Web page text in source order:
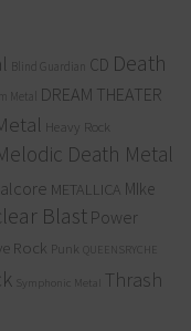
Blind Guardian CD Death
Metal DREAM THEATER
Heavy Rock
Death Metal
METALLICA MIke
BlastPower
Rock Punk QUEENSRYCHE
Symphonic Metal
Thrash